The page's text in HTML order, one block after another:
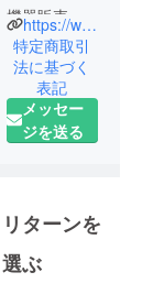
機器販売会
社を経て、
３４歳の時
に（株）キ
タイチに就
職。通信販
販売・マー
ケティング
等に携わ
https://www.kitaichi.org/
特定商取引
法に基づく
表記
メッセー
ジを送る
リターンを
選ぶ